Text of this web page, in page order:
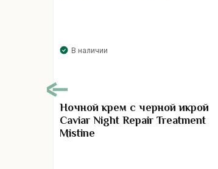
В наличии
Ночной крем с черной икрой
Caviar Night Repair Treatment
Mistine